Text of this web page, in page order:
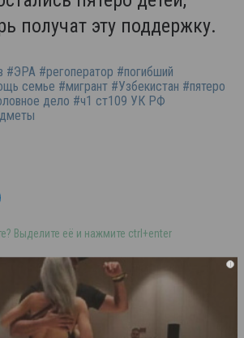
получат эту поддержку.
#ЭРА #регоператор #погибший
семье #мигрант #Узбекистан #пятеро
дело #ч1 ст109 УК РФ
Выделите её и нажмите ctrl+enter
i